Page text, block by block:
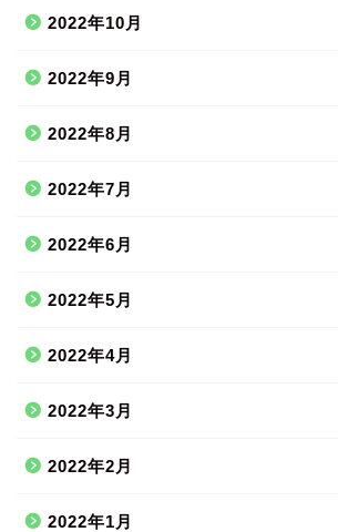
2022年10月
2022年9月
2022年8月
2022年7月
2022年6月
2022年5月
2022年4月
2022年3月
2022年2月
2022年1月